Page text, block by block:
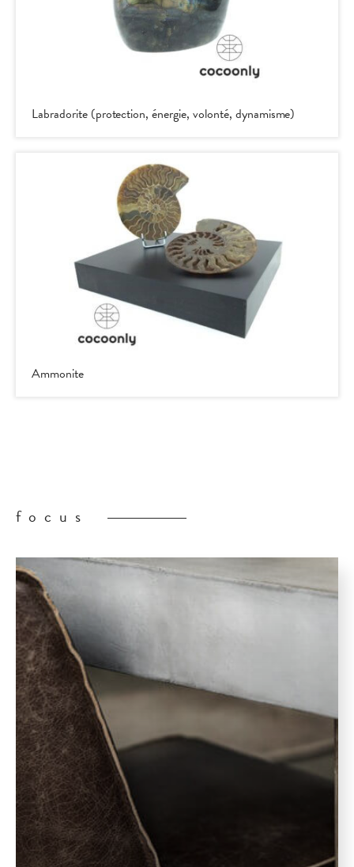
Labradorite (protection, énergie, volonté, dynamisme)
Ammonite
focus